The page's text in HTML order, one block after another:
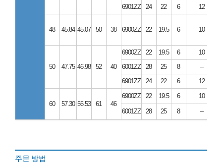
6901ZZ
24 22 6 12
48 45.84 45.07 50 38 6900ZZ 22 19.5 6 10
50 47.75 46.98 52 40
6900ZZ 22 19.5 6
10
6001ZZ
28 25 8
–
6901ZZ
24 22 6 12
60 57.30 56.53 61 46
6900ZZ 22 19.5 6 10
6001ZZ 28 25 8 –
주문 방법